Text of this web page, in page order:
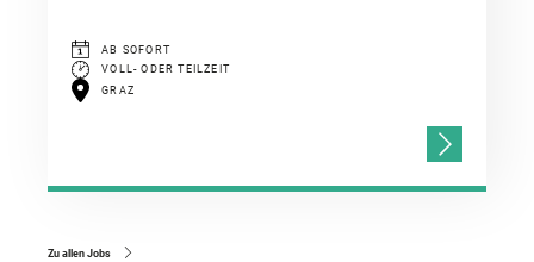
AB SOFORT
VOLL- ODER TEILZEIT
GRAZ
Zu allen Jobs